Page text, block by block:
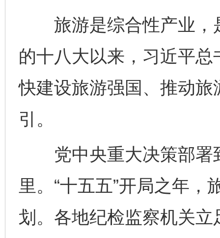
旅游是综合性产业，
的十八大以来，习近平
快建设旅游强国、推动
引。
党中央重大决策部署
里。“十五五”开局之年
划。各地纪检监察机关